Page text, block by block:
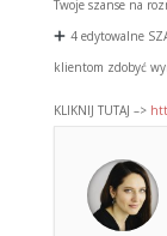
Twoje szanse na
4 edytowalne
klientom zdobyć
KLIKNIJ TUTAJ –>